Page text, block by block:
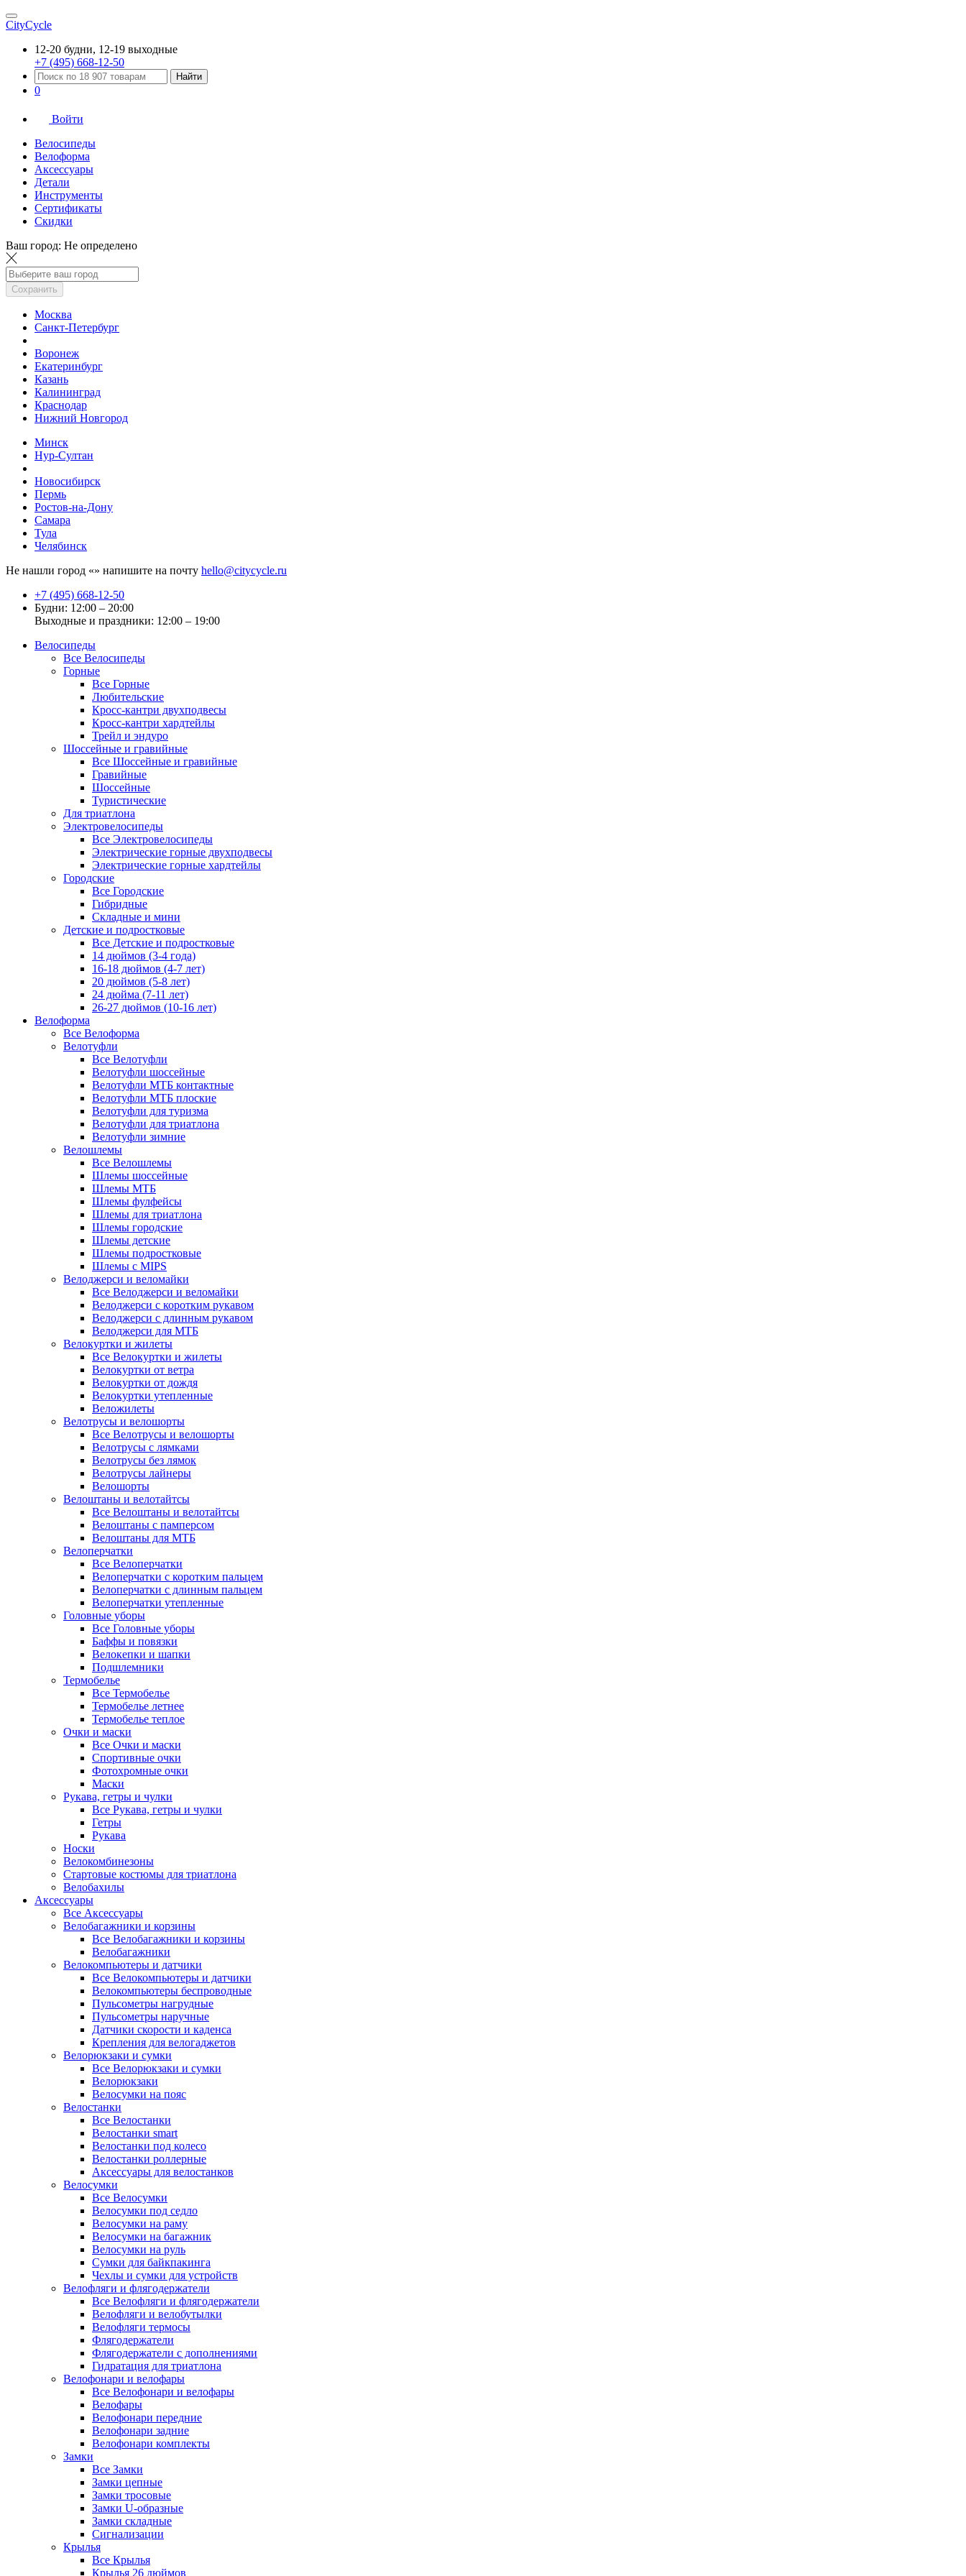
CityCycle
12-20 будни, 12-19 выходные
+7 (495) 668-12-50
Найти
0
Войти
Велосипеды
Велоформа
Аксессуары
Детали
Инструменты
Сертификаты
Скидки
Ваш город: Не определено
Сохранить
Москва
Санкт-Петербург
Воронеж
Екатеринбург
Казань
Калининград
Краснодар
Нижний Новгород
Минск
Нур-Султан
Новосибирск
Пермь
Ростов-на-Дону
Самара
Тула
Челябинск
Не нашли город «» напишите на почту hello@citycycle.ru
+7 (495) 668-12-50
Будни: 12:00 – 20:00
Выходные и праздники: 12:00 – 19:00
Велосипеды
Все Велосипеды
Горные
Все Горные
Любительские
Кросс-кантри двухподвесы
Кросс-кантри хардтейлы
Трейл и эндуро
Шоссейные и гравийные
Все Шоссейные и гравийные
Гравийные
Шоссейные
Туристические
Для триатлона
Электровелосипеды
Все Электровелосипеды
Электрические горные двухподвесы
Электрические горные хардтейлы
Городские
Все Городские
Гибридные
Складные и мини
Детские и подростковые
Все Детские и подростковые
14 дюймов (3-4 года)
16-18 дюймов (4-7 лет)
20 дюймов (5-8 лет)
24 дюйма (7-11 лет)
26-27 дюймов (10-16 лет)
Велоформа
Все Велоформа
Велотуфли
Все Велотуфли
Велотуфли шоссейные
Велотуфли МТБ контактные
Велотуфли МТБ плоские
Велотуфли для туризма
Велотуфли для триатлона
Велотуфли зимние
Велошлемы
Все Велошлемы
Шлемы шоссейные
Шлемы МТБ
Шлемы фулфейсы
Шлемы для триатлона
Шлемы городские
Шлемы детские
Шлемы подростковые
Шлемы с MIPS
Велоджерси и веломайки
Все Велоджерси и веломайки
Велоджерси с коротким рукавом
Велоджерси с длинным рукавом
Велоджерси для МТБ
Велокуртки и жилеты
Все Велокуртки и жилеты
Велокуртки от ветра
Велокуртки от дождя
Велокуртки утепленные
Веложилеты
Велотрусы и велошорты
Все Велотрусы и велошорты
Велотрусы с лямками
Велотрусы без лямок
Велотрусы лайнеры
Велошорты
Велоштаны и велотайтсы
Все Велоштаны и велотайтсы
Велоштаны с памперсом
Велоштаны для МТБ
Велоперчатки
Все Велоперчатки
Велоперчатки с коротким пальцем
Велоперчатки с длинным пальцем
Велоперчатки утепленные
Головные уборы
Все Головные уборы
Баффы и повязки
Велокепки и шапки
Подшлемники
Термобелье
Все Термобелье
Термобелье летнее
Термобелье теплое
Очки и маски
Все Очки и маски
Спортивные очки
Фотохромные очки
Маски
Рукава, гетры и чулки
Все Рукава, гетры и чулки
Гетры
Рукава
Носки
Велокомбинезоны
Стартовые костюмы для триатлона
Велобахилы
Аксессуары
Все Аксессуары
Велобагажники и корзины
Все Велобагажники и корзины
Велобагажники
Велокомпьютеры и датчики
Все Велокомпьютеры и датчики
Велокомпьютеры беспроводные
Пульсометры нагрудные
Пульсометры наручные
Датчики скорости и каденса
Крепления для велогаджетов
Велорюкзаки и сумки
Все Велорюкзаки и сумки
Велорюкзаки
Велосумки на пояс
Велостанки
Все Велостанки
Велостанки smart
Велостанки под колесо
Велостанки роллерные
Аксессуары для велостанков
Велосумки
Все Велосумки
Велосумки под седло
Велосумки на раму
Велосумки на багажник
Велосумки на руль
Сумки для байкпакинга
Чехлы и сумки для устройств
Велофляги и флягодержатели
Все Велофляги и флягодержатели
Велофляги и велобутылки
Велофляги термосы
Флягодержатели
Флягодержатели с дополнениями
Гидратация для триатлона
Велофонари и велофары
Все Велофонари и велофары
Велофары
Велофонари передние
Велофонари задние
Велофонари комплекты
Замки
Все Замки
Замки цепные
Замки тросовые
Замки U-образные
Замки складные
Сигнализации
Крылья
Все Крылья
Крылья 26 дюймов